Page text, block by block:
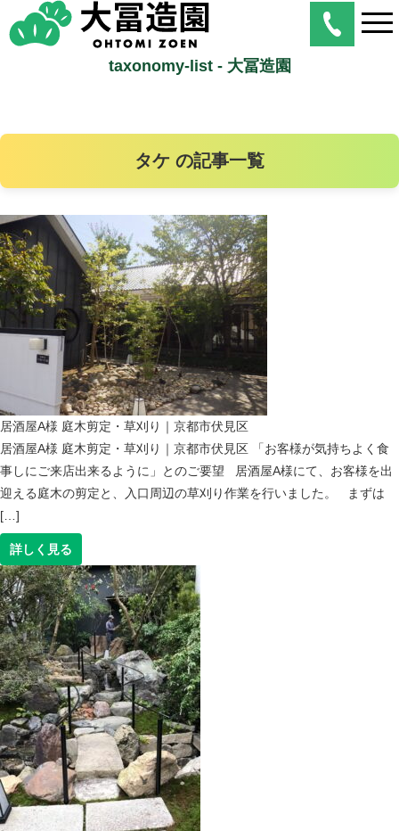
taxonomy-list - 大冨造園
タケ の記事一覧
居酒屋A様 庭木剪定・草刈り｜京都市伏見区
居酒屋A様 庭木剪定・草刈り｜京都市伏見区 「お客様が気持ちよく食
事しにご来店出来るように」とのご要望 居酒屋A様にて、お客様を出
迎える庭木の剪定と、入口周辺の草刈り作業を行いました。 まずは
[…]
詳しく見る